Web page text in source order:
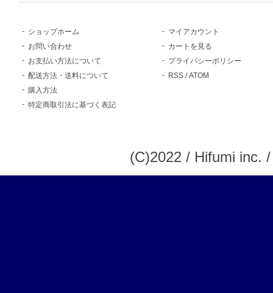
ショップホーム
お問い合わせ
お支払い方法について
配送方法・送料について
購入方法
特定商取引法に基づく表記
マイアカウント
カートを見る
プライバシーポリシー
RSS /ATOM
(C)2022 / Hifumi inc.